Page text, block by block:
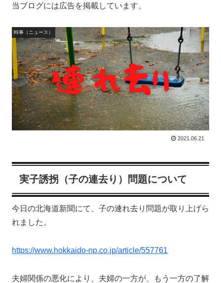
当ブログには広告を掲載しています。
時事（ニュース）
2021.06.21
実子誘拐（子の連去り）問題について
今日の北海道新聞にて、子の連れ去り問題が取り上げら
れました。
https://www.hokkaido-np.co.jp/article/557761
夫婦関係の悪化により、夫婦の一方が、もう一方の了解